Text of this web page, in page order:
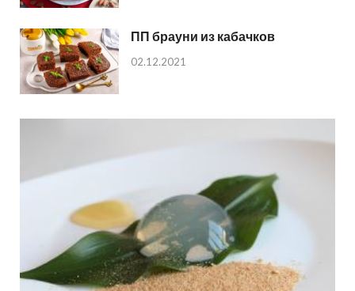
ПП брауни из кабачков
02.12.2021